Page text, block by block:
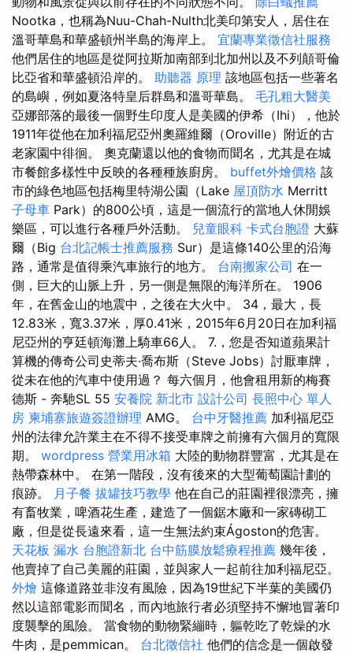
Nootka，也稱為Nuu-Chah-Nulth北美印第安人，居住在
溫哥華島和華盛頓州半島的海岸上。 宜蘭專業徵信社服務
他們居住的地區是從阿拉斯加南部到北加州以及不列顛哥倫
比亞省和華盛頓沿岸的。 助聽器 原理 該地區包括一些著名
的島嶼，例如夏洛特皇后群島和溫哥華島。 毛孔粗大醫美
亞娜部落的最後一個野生印度人是美國的伊希（Ihi），他於
1911年從他在加利福尼亞州奧羅維爾（Oroville）附近的古
老家園中徘徊。 奧克蘭還以他的食物而聞名，尤其是在城
市餐館多樣性中反映的各種種族廚房。 buffet外燴價格 該
市的綠色地區包括梅里特湖公園（Lake 屋頂防水 Merritt
子母車 Park）的800公頃，這是一個流行的當地人休閒娛
樂區，可以進行各種戶外活動。 兒童眼科 卡式台胞證 大蘇
爾（Big 台北記帳士推薦服務 Sur）是這條140公里的沿海
路，通常是值得乘汽車旅行的地方。 台南搬家公司 在一
側，巨大的山脈上升，另一側是無限的海洋所在。 1906
年，在舊金山的地震中，之後在大火中。 34，最大，長
12.83米，寬3.37米，厚0.41米，2015年6月20日在加利福
尼亞州的亨廷頓海灘上騎車66人。 7.，您是否知道蘋果計
算機的傳奇公司史蒂夫·喬布斯（Steve Jobs）討厭車牌，
從未在他的汽車中使用過？ 每六個月，他會租用新的梅賽
德斯 - 奔馳SL 55 安養院 新北市 設計公司 長照中心 單人
房 柬埔寨旅遊簽證辦理 AMG。 台中牙醫推薦 加利福尼亞
州的法律允許業主在不得不接受車牌之前擁有六個月的寬限
期。 wordpress 營業用冰箱 大陸的動物群豐富，尤其是在
熱帶森林中。 在第一階段，沒有後來的大型葡萄園計劃的
痕跡。 月子餐 拔罐技巧教學 他在自己的莊園裡很漂亮，擁
有畜牧業，啤酒花生產，建造了一個鋸木廠和一家磚砌工
廠，但是從長遠來看，這一生無法約束Ágoston的危害。
天花板 漏水 台胞證新北 台中筋膜放鬆療程推薦 幾年後，
他賣掉了自己美麗的莊園，並與家人一起前往加利福尼亞。
外燴 這條道路並非沒有風險，因為19世紀下半葉的美國仍
然以這部電影而聞名，而內地旅行者必須堅持不懈地冒著印
度襲擊的風險。 當食物的動物緊繃時，軀乾吃了乾燥的水
牛肉，是pemmican。 台北徵信社 他們的信念是一個啟發